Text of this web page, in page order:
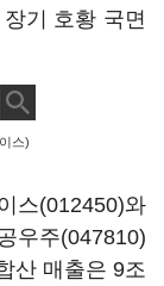
기 호황 국면
스)
스(012450)와
우주(047810)
산 매출은 9조